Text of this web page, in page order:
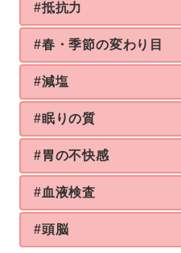
#抵抗力
#春・季節の変わり目
#減塩
#眠りの質
#胃の不快感
#血液検査
#頭脳